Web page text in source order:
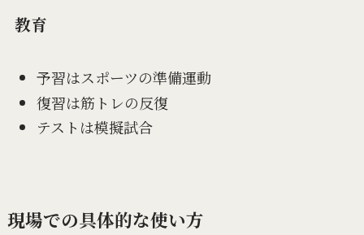
教育
予習はスポーツの準備運動
復習は筋トレの反復
テストは模擬試合
現場での具体的な使い方